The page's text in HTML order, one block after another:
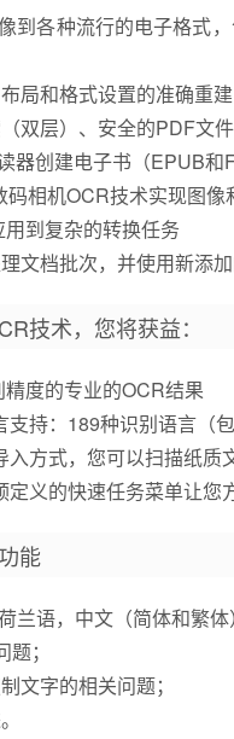
到各种流行的电子格式
局和格式设置的准确重
双层）、安全的PDF文
器创建电子书（EPUB和
相机OCR技术实现图像
到复杂的转换任务
文档批次，并使用新添
技术，您将获益：
度的专业的OCR结果
支持：189种识别语言（
入方式，您可以扫描纸
定义的快速任务菜单让
能
兰语，中文（简体和繁体
；
文字的相关问题；